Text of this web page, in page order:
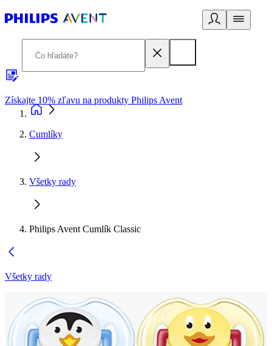
Získajte 10% zľavu na produkty Philips Avent
Cumlíky
Všetky rady
Philips Avent Cumlík Classic
Všetky rady